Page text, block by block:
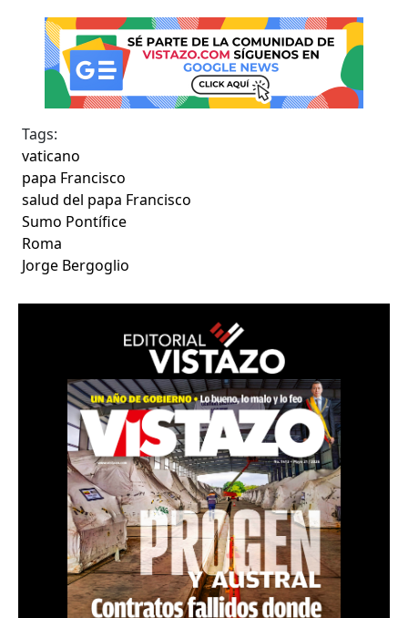
Tags:
vaticano
papa Francisco
salud del papa Francisco
Sumo Pontífice
Roma
Jorge Bergoglio